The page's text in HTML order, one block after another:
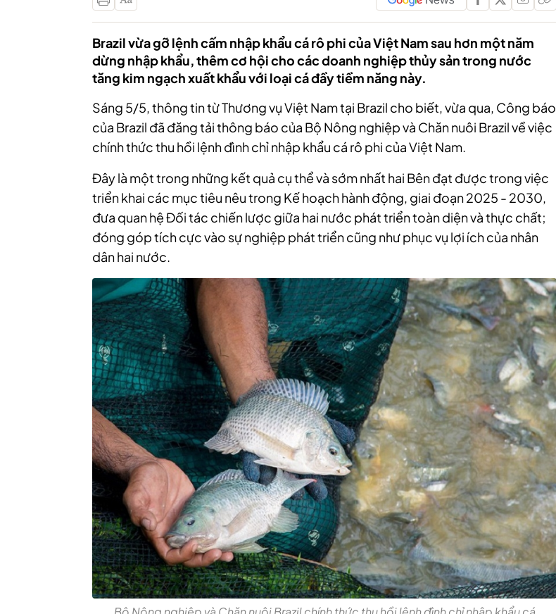
Brazil vừa gỡ lệnh cấm nhập khẩu cá rô phi của Việt Nam sau hơn một năm
dừng nhập khẩu, thêm cơ hội cho các doanh nghiệp thủy sản trong nước
tăng kim ngạch xuất khẩu với loại cá đầy tiềm năng này.
Sáng 5/5, thông tin từ Thương vụ Việt Nam tại Brazil cho biết, vừa qua, Công báo
của Brazil đã đăng tải thông báo của Bộ Nông nghiệp và Chăn nuôi Brazil về việc
chính thức thu hồi lệnh đình chỉ nhập khẩu cá rô phi của Việt Nam.
Đây là một trong những kết quả cụ thể và sớm nhất hai Bên đạt được trong việc
triển khai các mục tiêu nêu trong Kế hoạch hành động, giai đoạn 2025 - 2030,
đưa quan hệ Đối tác chiến lược giữa hai nước phát triển toàn diện và thực chất;
đóng góp tích cực vào sự nghiệp phát triển cũng như phục vụ lợi ích của nhân
dân hai nước.